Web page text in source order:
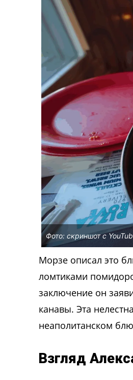
Фото: скриншот с
Морзе описал это
ломтиками
заключение он
канавы. Эта
неаполитанском
Взгляд